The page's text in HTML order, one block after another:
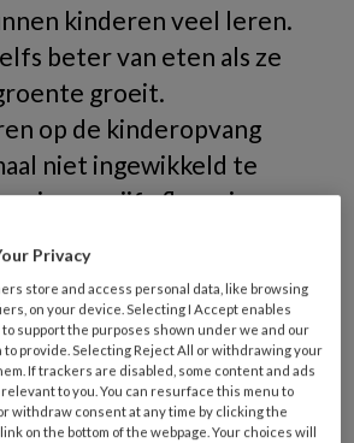
kinderen veel leren.
beter van eten als ze
groeit.
op de kinderopvang
niet ingewikkeld te
van vijf afleveringen
Privacy
store and access personal data, like browsing
on your device. Selecting I Accept enables
support the purposes shown under we and our
provide. Selecting Reject All or withdrawing your
If trackers are disabled, some content and ads
relevant to you. You can resurface this menu to
withdraw consent at any time by clicking the
on the bottom of the webpage. Your choices will